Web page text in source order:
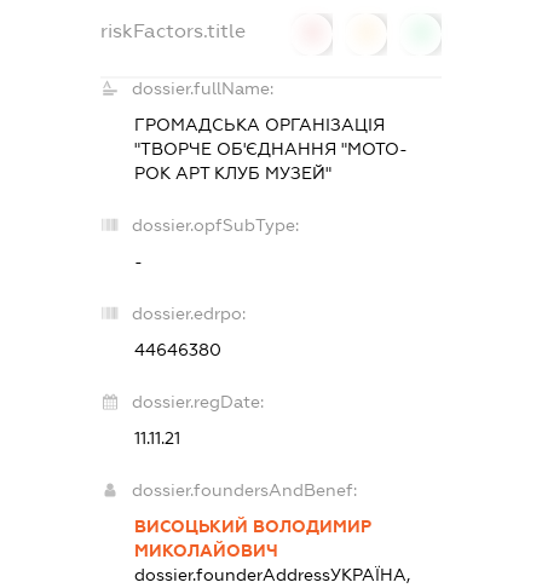
riskFactors.title
dossier.fullName:
ГРОМАДСЬКА ОРГАНІЗАЦІЯ
"ТВОРЧЕ ОБ'ЄДНАННЯ "МОТО-
РОК АРТ КЛУБ МУЗЕЙ"
dossier.opfSubType:
-
dossier.edrpo:
44646380
dossier.regDate:
11.11.21
dossier.foundersAndBenef:
ВИСОЦЬКИЙ ВОЛОДИМИР
МИКОЛАЙОВИЧ
dossier.founderAddressУКРАЇНА,